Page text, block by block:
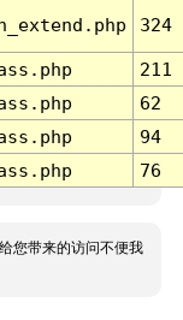
324
211
62
94
76
您带来的访问不便我